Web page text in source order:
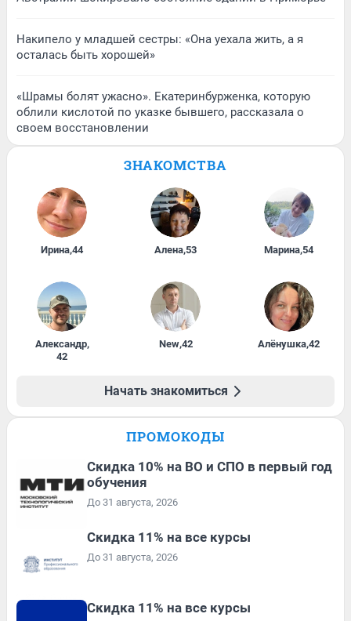
Накипело у младшей сестры: «Она уехала жить, а я
осталась быть хорошей»
«Шрамы болят ужасно». Екатеринбурженка, которую
облили кислотой по указке бывшего, рассказала о
своем восстановлении
ЗНАКОМСТВА
Ирина,44 Алена,53 Марина,54
Александр,
42
New,42 Алёнушка,42
Начать знакомиться
ПРОМОКОДЫ
Скидка 10% на ВО и СПО в первый год
обучения
До 31 августа, 2026
Скидка 11% на все курсы
До 31 августа, 2026
Скидка 11% на все курсы